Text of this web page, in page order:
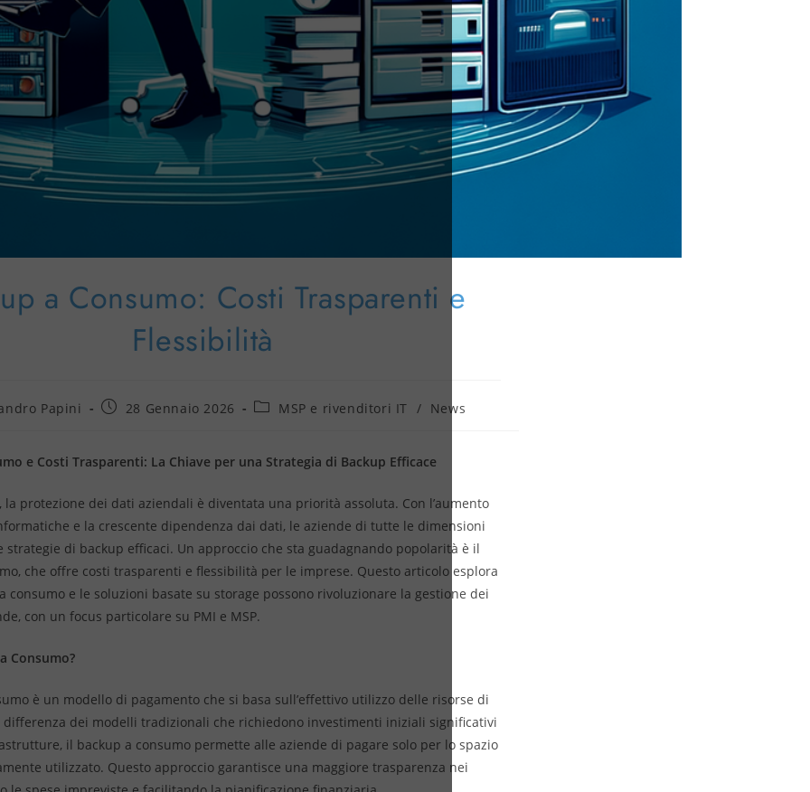
a Consumo: Costi Trasparenti e
Flessibilità
Papini 28 Gennaio 2026 MSP e rivenditori IT / News
e Costi Trasparenti: La Chiave per una Strategia di Backup Efficace
la protezione dei dati aziendali è diventata una priorità assoluta. Con l’aumento
e la crescente dipendenza dai dati, le aziende di tutte le dimensioni
strategie di backup efficaci. Un approccio che sta guadagnando popolarità è il
che offre costi trasparenti e flessibilità per le imprese. Questo articolo esplora
consumo e le soluzioni basate su storage possono rivoluzionare la gestione dei
con un focus particolare su PMI e MSP.
Consumo?
è un modello di pagamento che si basa sull’effettivo utilizzo delle risorse di
differenza dei modelli tradizionali che richiedono investimenti iniziali significativi
il backup a consumo permette alle aziende di pagare solo per lo spazio
utilizzato. Questo approccio garantisce una maggiore trasparenza nei